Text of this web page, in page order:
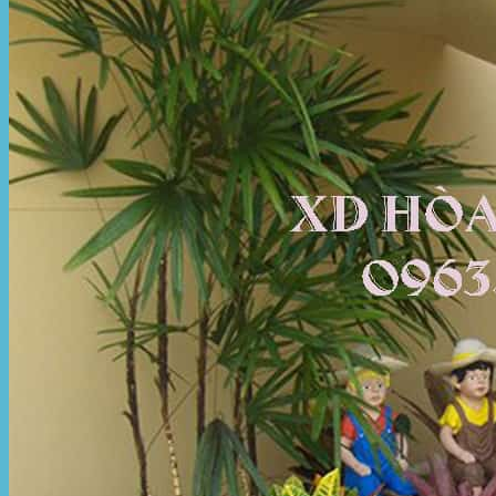
Hòa Phát Đạt
Giới thiệu Hòa Phát Đạt
Sản Phẩm
Sản Phẩm Bạt Che Ngoài Trời
Bạt che nắng mưa
Bạt kéo ngoài trời
Bạt che tự cuốn
Bạt nhựa xanh cam
Bạt sọc 3 màu
Bạt nhựa giá rẻ
Bạt lót ao hồ
Bạt nhựa đen HDPE
Màng chống thấm HDPE
Sản Phẩm Dù Che Ngoài Trời
Dù che nắng
Dù che quán cafe
Dù che sự kiện
Dù lệch tâm
Sản Phẩm Mái Che Di Động
Mái hiên di động
Mái xếp di động
Nhà bạt di động